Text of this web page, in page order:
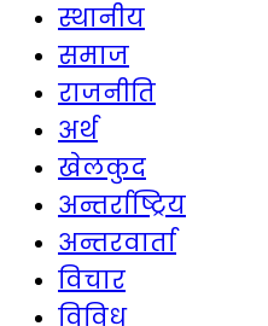
स्थानीय
समाज
राजनीति
अर्थ
खेलकुद
अन्तर्राष्ट्रिय
अन्तरवार्ता
विचार
विविध